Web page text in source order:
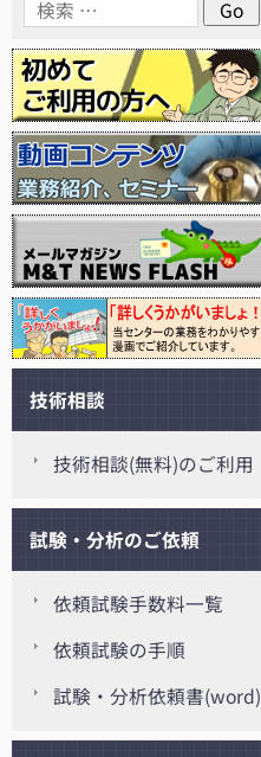
技術相談
技術相談(無料)のご利用
試験・分析のご依頼
依頼試験手数料一覧
依頼試験の手順
試験・分析依頼書(word)